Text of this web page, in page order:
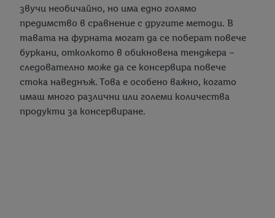
звучи необичайно, но има едно голямо
предимство в сравнение с другите методи. В
тавата на фурната могат да се поберат повече
буркани, отколкото в обикновена тенджера –
следователно може да се консервира повече
стока наведнъж. Това е особено важно, когато
имаш много различни или големи количества
продукти за консервиране.